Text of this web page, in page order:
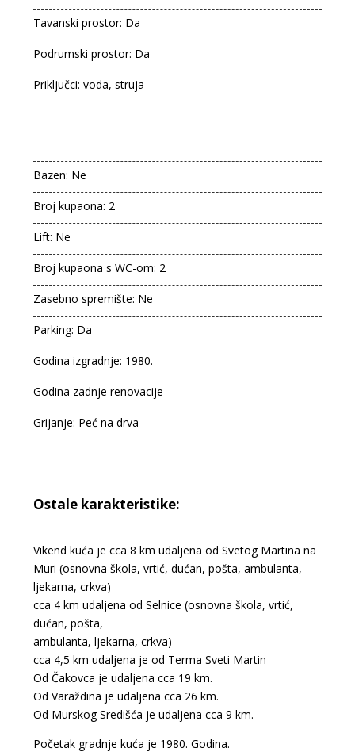
Tavanski prostor: Da
Podrumski prostor: Da
Priključci: voda, struja
Bazen: Ne
Broj kupaona: 2
Lift: Ne
Broj kupaona s WC-om: 2
Zasebno spremište: Ne
Parking: Da
Godina izgradnje: 1980.
Godina zadnje renovacije
Grijanje: Peć na drva
Ostale karakteristike:
Vikend kuća je cca 8 km udaljena od Svetog Martina na
Muri (osnovna škola, vrtić, dućan, pošta, ambulanta,
ljekarna, crkva)
cca 4 km udaljena od Selnice (osnovna škola, vrtić,
dućan, pošta,
ambulanta, ljekarna, crkva)
cca 4,5 km udaljena je od Terma Sveti Martin
Od Čakovca je udaljena cca 19 km.
Od Varaždina je udaljena cca 26 km.
Od Murskog Središća je udaljena cca 9 km.
Početak gradnje kuća je 1980. Godina.